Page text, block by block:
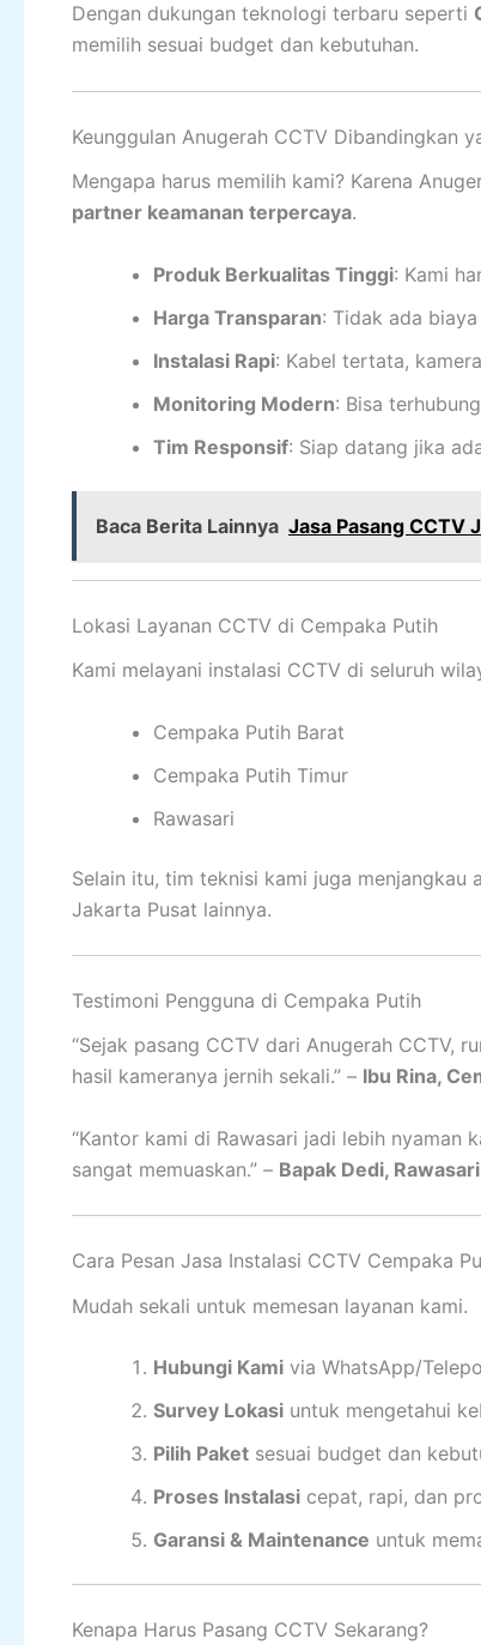
Dengan dukungan teknologi terbaru seperti
memilih sesuai budget dan kebutuhan.
Keunggulan Anugerah CCTV Dibandingkan
Mengapa harus memilih kami? Karena
partner keamanan terpercaya.
Produk Berkualitas Tinggi: Kami
Harga Transparan: Tidak ada
Instalasi Rapi: Kabel tertata,
Monitoring Modern: Bisa
Tim Responsif: Siap datang jika
Baca Berita Lainnya Jasa Pasang CCTV
Lokasi Layanan CCTV di Cempaka Putih
Kami melayani instalasi CCTV di seluruh
Cempaka Putih Barat
Cempaka Putih Timur
Rawasari
Selain itu, tim teknisi kami juga menjangkau
Jakarta Pusat lainnya.
Testimoni Pengguna di Cempaka Putih
“Sejak pasang CCTV dari Anugerah CCTV,
hasil kameranya jernih sekali.” – Ibu Rina,
“Kantor kami di Rawasari jadi lebih nyaman
sangat memuaskan.” – Bapak Dedi, Rawasari
Cara Pesan Jasa Instalasi CCTV Cempaka
Mudah sekali untuk memesan layanan kami.
Hubungi Kami via WhatsApp/
Survey Lokasi untuk mengetahui
Pilih Paket sesuai budget dan
Proses Instalasi cepat, rapi, dan
Garansi & Maintenance untuk
Kenapa Harus Pasang CCTV Sekarang?